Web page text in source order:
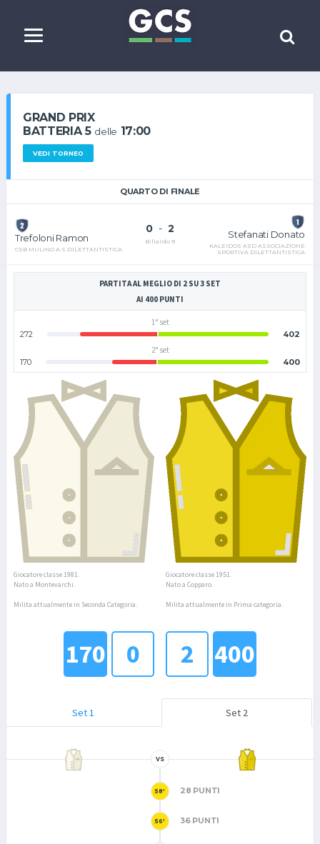
GRAND PRIX
BATTERIA 5 delle 17:00
VEDI TORNEO
QUARTO DI FINALE
Trefoloni Ramon
CSB MULINO A.S.DILETTANTISTICA
0 - 2
Biliardo 9
Stefanati Donato
KALEIDOS ASD ASSOCIAZIONE
SPORTIVA DILETTANTISTICA
PARTITA AL MEGLIO DI 2 SU 3 SET
AI 400 PUNTI
1° set
272
402
2° set
170
400
Giocatore classe 1981.
Nato a Montevarchi.
Milita attualmente in Seconda Categoria.
Giocatore classe 1951.
Nato a Copparo.
Milita attualmente in Prima categoria.
0
170 2 400
Set 1 Set 2
VS
58' 28 PUNTI
56' 36 PUNTI